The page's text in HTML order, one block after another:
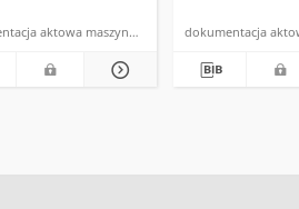
dokumentacja aktowa maszynopis